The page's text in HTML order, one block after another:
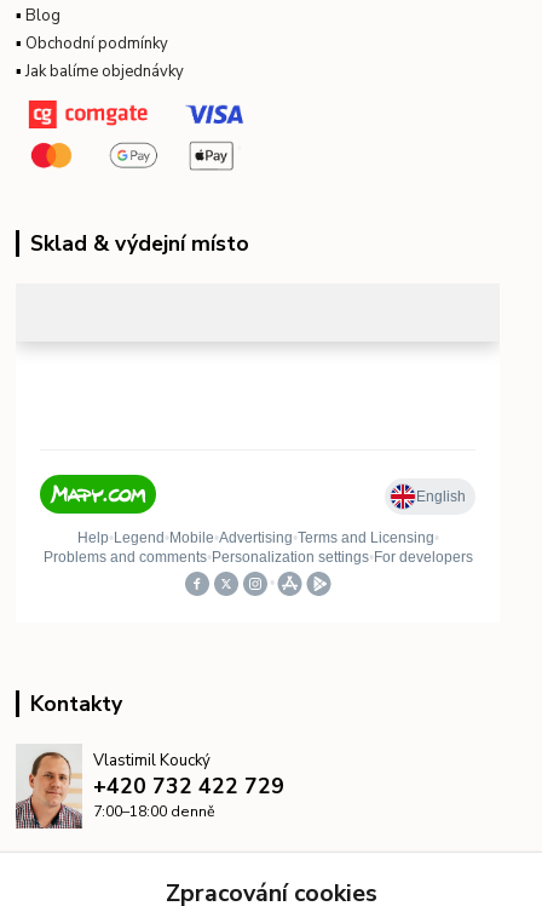
▪Blog
▪ Obchodní podmínky
▪Jak balíme objednávky
Sklad & výdejní místo
Kontakty
Vlastimil Koucký
+420 732 422 729
7:00–18:00 denně
Zpracování cookies